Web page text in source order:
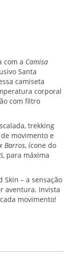
com a Camisa
Santa
camiseta
corporal
com filtro
trekking
movimento e
Barros, ícone do
para máxima
Skin – a sensação
aventura. Invista
movimento!